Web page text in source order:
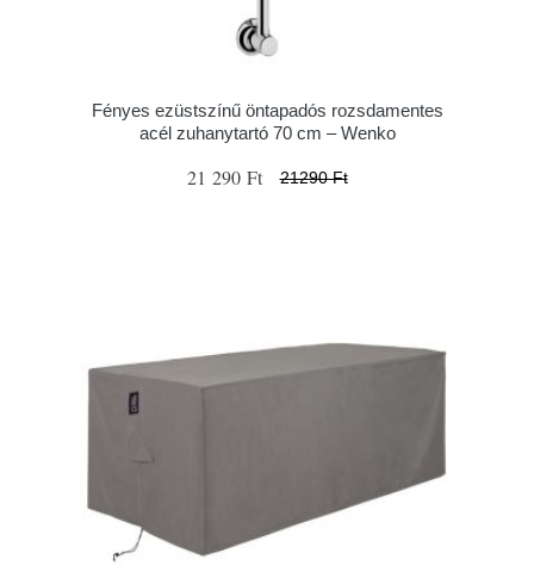
Fényes ezüstszínű öntapadós rozsdamentes
acél zuhanytartó 70 cm – Wenko
21 290 Ft 21290 Ft